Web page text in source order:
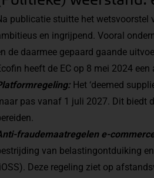
publicatie stuitte het wetsvoorstel
en ingrijpend. Vooral
de daarmee gepaard gaande
heeft de EC op 8 mei 2024
Het ‘deemed
pas vanaf 1 juli 2027. Dit biedt
fraudemaatregelen e-
van belastingontduiking
. Deze regeling ziet op